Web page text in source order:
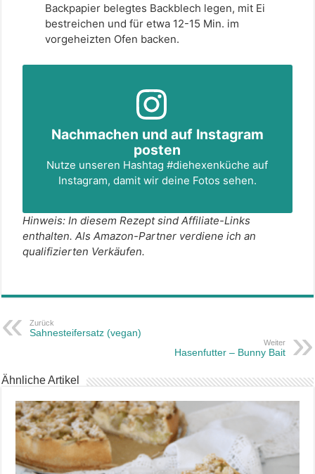
Backpapier belegtes Backblech legen, mit Ei
bestreichen und für etwa 12-15 Min. im
vorgeheizten Ofen backen.
Nachmachen und auf Instagram
posten
Nutze unseren Hashtag#diehexenküche auf
Instagram, damit wir deine Fotos sehen.
Hinweis: In diesem Rezept sind Affiliate-Links
enthalten. Als Amazon-Partner verdiene ich an
qualifizierten Verkäufen.
Zurück
Sahnesteifersatz (vegan)
Weiter
Hasenfutter – Bunny Bait
Ähnliche Artikel